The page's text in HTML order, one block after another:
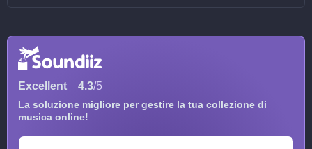
Excellent 4.3/5
La soluzione migliore per gestire la tua collezione di
musica online!